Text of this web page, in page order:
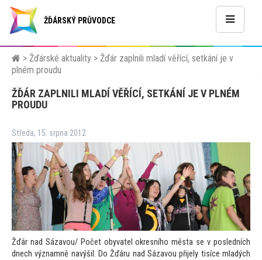
ŽĎÁRSKÝ PRŮVODCE
> Žďárské aktuality > Žďár zaplnili mladí věřící, setkání je v
plném proudu
ŽĎÁR ZAPLNILI MLADÍ VĚŘÍCÍ, SETKÁNÍ JE V PLNÉM
PROUDU
Středa, 15. srpna 2012
Žďár nad Sázavou/ Počet obyvatel okresního města se v posledních
dnech významně navýšil. Do Žďáru nad Sázavou přijely tisíce mladých